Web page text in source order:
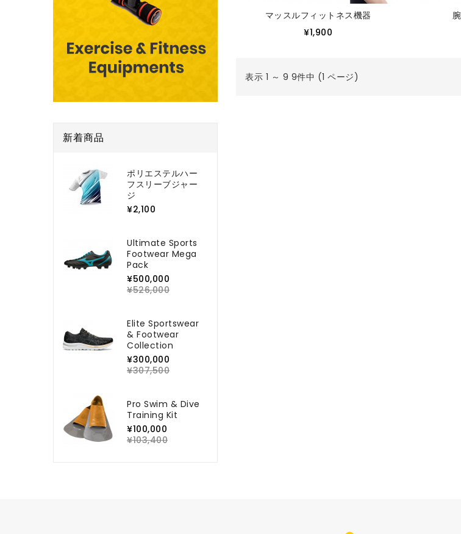
新着商品
ポリエステルハー
フスリーブジャー
ジ
¥2,100
Ultimate Sports
Footwear Mega
Pack
¥500,000
¥526,000
Elite Sportswear
& Footwear
Collection
¥300,000
¥307,500
Pro Swim & Dive
Training Kit
¥100,000
¥103,400
マッスルフィットネス機器
¥1,900
表示 1 ～ 9 9件中 (1 ページ)